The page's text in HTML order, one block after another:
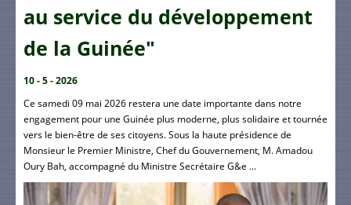
au service du développement
de la Guinée"
10 - 5 - 2026
Ce samedi 09 mai 2026 restera une date importante dans notre
engagement pour une Guinée plus moderne, plus solidaire et tournée
vers le bien-être de ses citoyens. Sous la haute présidence de
Monsieur le Premier Ministre, Chef du Gouvernement, M. Amadou
Oury Bah, accompagné du Ministre Secrétaire G&e ...